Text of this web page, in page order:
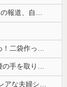
【悲報】「自民党内は消費減税反対が多数」との報道、自民議員の内部証言と食い違うｗｗｗｗ
【悲報】 ワイ「ラーメン一袋だけじゃ足らんわ！二袋作ったろ！」→結果ｗｗｗ
【悲報】 吉岡里帆さん、アドリブで相手役俳優の手を取りお○ぱいに押し当てる
【最新画像】 GLAY・TERU＆パフィー亜美、レアな夫婦ショットを公開してしまう！